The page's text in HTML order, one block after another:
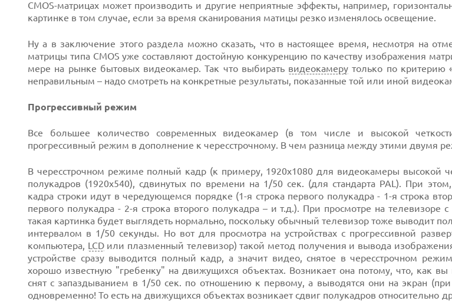
CMOS-матрицах может производить и другие неприятные эффекты, например,
картинке в том случае, если за время сканирования матицы резко изменялось освещение.
Ну а в заключение этого раздела можно сказать, что в настоящее время, несмотря на
матрицы типа CMOS уже составляют достойную конкуренцию по качеству изображения
мере на рынке бытовых видеокамер. Так что выбирать видеокамеру только по критерию
неправильным – надо смотреть на конкретные результаты, показанные той или иной
Прогрессивный режим
Все большее количество современных видеокамер (в том числе и высокой
прогрессивный режим в дополнение к чересстрочному. В чем разница между этими двумя
В чересстрочном режиме полный кадр (к примеру, 1920х1080 для видеокамеры высокой
полукадров (1920х540), сдвинутых по времени на 1/50 сек. (для стандарта PAL). При
кадра строки идут в чередующемся порядке (1-я строка первого полукадра - 1-я строка
первого полукадра - 2-я строка второго полукадра – и т.д.). При просмотре на телевизоре с
такая картинка будет выглядеть нормально, поскольку обычный телевизор тоже выводит
интервалом в 1/50 секунды. Но вот для просмотра на устройствах с прогрессивной
компьютера, LCDили плазменный телевизор) такой метод получения и вывода
устройстве сразу выводится полный кадр, а значит видео, снятое в чересстрочном
хорошо известную "гребенку" на движущихся объектах. Возникает она потому, что, как
снят с запаздыванием в 1/50 сек. по отношению к первому, а выводятся они на экран (при
одновременно! То есть на движущихся объектах возникает сдвиг полукадров относительно